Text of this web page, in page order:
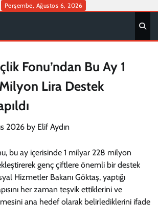
Perşembe, Ağustos 6, 2026
Fonu’ndan Bu Ay 1
Lira Destek
2026 by Elif Aydın
bu ay içerisinde 1 milyar 228 milyon
genç çiftlere önemli bir destek
Hizmetler Bakanı Göktaş, yaptığı
her zaman teşvik ettiklerini ve
ana hedef olarak belirlediklerini ifade